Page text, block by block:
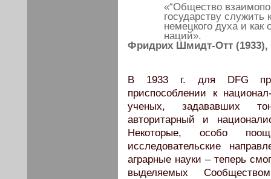
«“Общество
государству служить
немецкого духа и
наций».
Фридрих Шмидт-Отт (1933),
В 1933 г. для DFG
приспособлении к
ученых, задававших
авторитарный и
Некоторые, особо
исследовательские
аграрные науки – теперь
выделяемых